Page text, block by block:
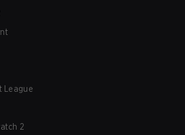
League
2